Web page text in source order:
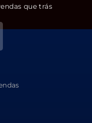
que trás